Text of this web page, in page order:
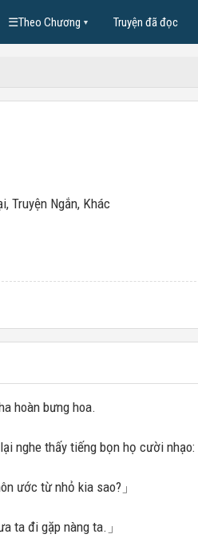
☰Theo Chương ▼ Truyện đã đọc
, Truyện Ngắn, Khác
hoàn bưng hoa.
nghe thấy tiếng bọn họ cười nhạo:
ước từ nhỏ kia sao?」
ta đi gặp nàng ta.」